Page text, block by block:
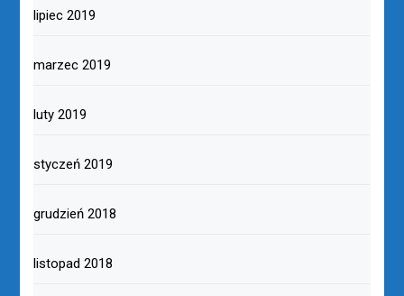
lipiec 2019
marzec 2019
luty 2019
styczeń 2019
grudzień 2018
listopad 2018